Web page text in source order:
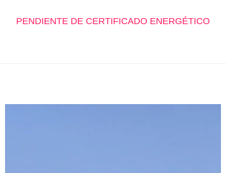
PENDIENTE DE CERTIFICADO ENERGÉTICO